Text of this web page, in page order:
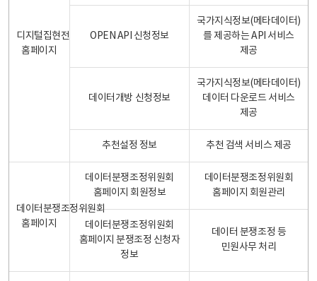
디지털집현전
홈페이지
OPEN API 신청정보
국가지식정보(메타데이터)
를 제공하는 API 서비스
제공
데이터개방 신청정보
국가지식정보(메타데이터)
데이터 다운로드 서비스
제공
추천설정 정보 추천 검색 서비스 제공
데이터분쟁조정위원회
홈페이지
데이터분쟁조정위원회
홈페이지 회원정보
데이터분쟁조정위원회
홈페이지 회원관리
데이터분쟁조정위원회
홈페이지 분쟁조정 신청자
정보
데이터 분쟁조정 등
민원사무 처리